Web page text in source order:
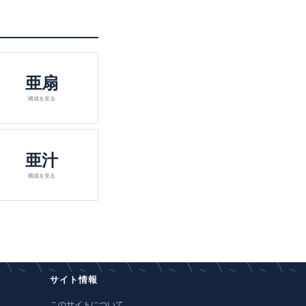
亜扇
構成を見る
亜汁
構成を見る
サイト情報